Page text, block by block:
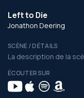
Left to Die
Jonathon Deering
SCÈNE / DÉTAILS
La description de la
ÉCOUTER SUR